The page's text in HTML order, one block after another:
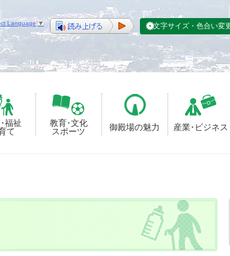
福祉
て
教育･文化
スポーツ
御殿場の魅力 産業･ビジネス
Language ▼ 文字サイズ・色合い変